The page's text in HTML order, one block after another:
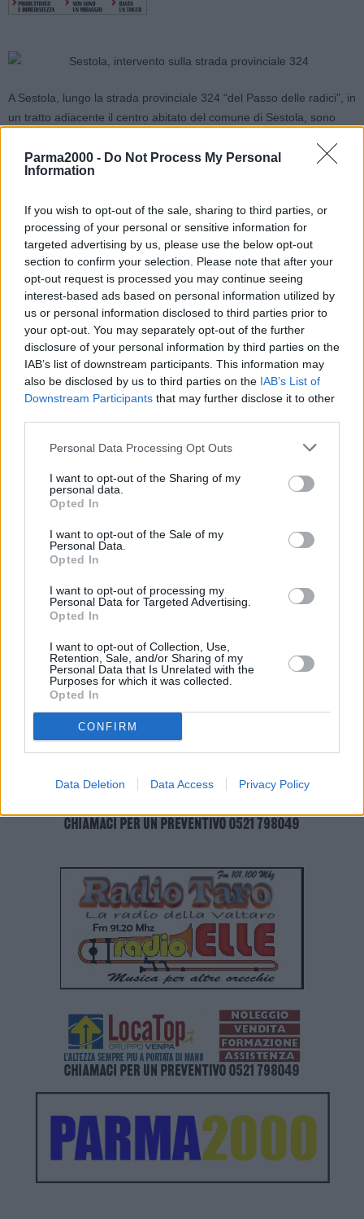
Parma2000 - Do Not Process My Personal
Information
If you wish to opt-out of the sale, sharing to third parties, or
processing of your personal or sensitive information for
targeted advertising by us, please use the below opt-out
section to confirm your selection. Please note that after your
opt-out request is processed you may continue seeing
interest-based ads based on personal information utilized by
us or personal information disclosed to third parties prior to
your opt-out. You may separately opt-out of the further
disclosure of your personal information by third parties on the
IAB’s list of downstream participants. This information may
also be disclosed by us to third parties on the IAB’s List of
Downstream Participants that may further disclose it to other
Personal Data Processing Opt Outs
I want to opt-out of the Sharing of my
personal data.
Opted In
I want to opt-out of the Sale of my
Personal Data.
Opted In
I want to opt-out of processing my
Personal Data for Targeted Advertising.
Opted In
I want to opt-out of Collection, Use,
Retention, Sale, and/or Sharing of my
Personal Data that Is Unrelated with the
Purposes for which it was collected.
Opted In
CONFIRM
Data Deletion Data Access Privacy Policy
A Sestola, lungo la strada provinciale 324 “del Passo delle radici”, in
un tratto adiacente il centro abitato del comune di Sestola, sono
guardrail a bordo strada.
alternato con semaforo, che resterà attivo per tutta la durata
dell’intervento, prevista entro la fine di luglio.
L’intervento, dal costo complessivo di 200mila euro, è eseguito
dalla ditta Zaccaria costruzioni di Montese.
Sulla stessa strada, in località Roncoscaglia è stato attivato nei
giorni scorsi un altro un senso unico alternato regolato da impianto
semaforico, a causa del cedimento di un muro di sostegno del
corpo stradale, che interessa parte della sede viaria.
corso di elaborazione un progetto di messa in sicurezza del muro e
segni di degrado. I tecnici della Provincia stanno ultimando il
progetto, del valore stimato di circa 130 mila euro, che sarà
ultimato entro l’estate per consentire poi l’aggiudicazione e la
realizzazione dell’opera.